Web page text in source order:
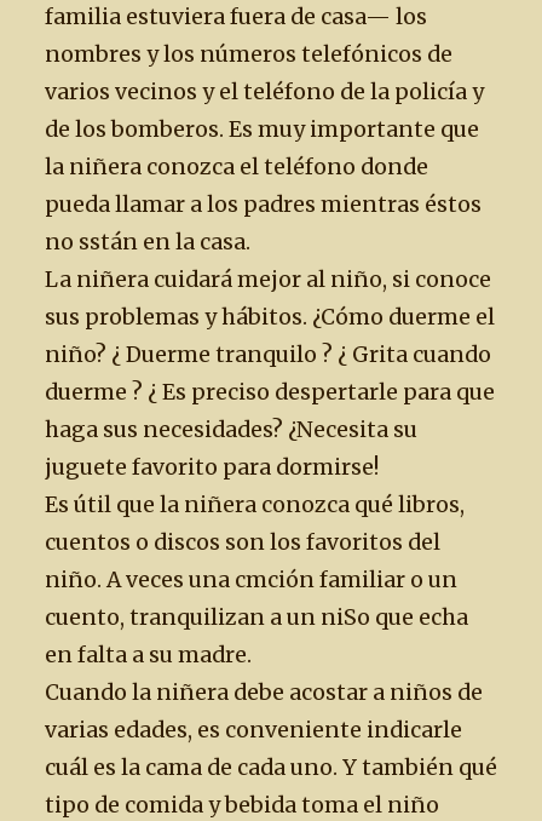
familia estuviera fuera de casa— los
nombres y los números telefónicos de
varios vecinos y el teléfono de la policía y
de los bomberos. Es muy importante que
la niñera conozca el teléfono donde
pueda llamar a los padres mientras éstos
no sstán en la casa.
La niñera cuidará mejor al niño, si conoce
sus problemas y hábitos. ¿Cómo duerme el
niño? ¿ Duerme tranquilo ? ¿ Grita cuando
duerme ? ¿ Es preciso despertarle para que
haga sus necesidades? ¿Necesita su
juguete favorito para dormirse!
Es útil que la niñera conozca qué libros,
cuentos o discos son los favoritos del
niño. A veces una cmción familiar o un
cuento, tranquilizan a un niSo que echa
en falta a su madre.
Cuando la niñera debe acostar a niños de
varias edades, es conveniente indicarle
cuál es la cama de cada uno. Y también qué
tipo de comida y bebida toma el niño